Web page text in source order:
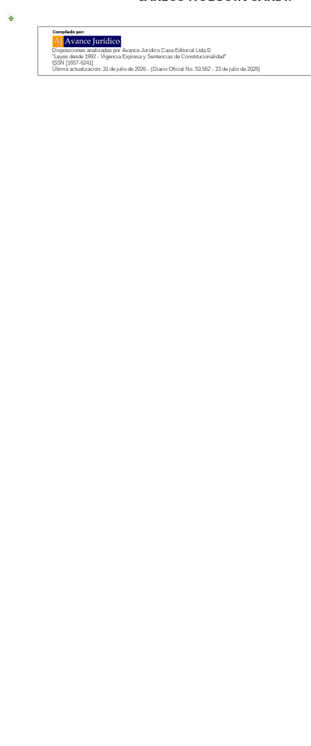
Disposiciones analizadas por Avance Jurídico Casa Editorial Ltda.©
"Leyes desde 1992 - Vigencia Expresa y Sentencias de Constitucionalidad"
ISSN [1657-6241]
Última actualización: 31 de julio de 2026 - (Diario Oficial No. 53.562 - 23 de julio de 2026)